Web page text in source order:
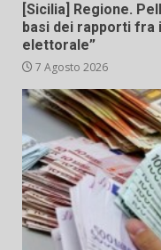
[Sicilia] Regione.
basi dei rapporti fra
elettorale”
7 Agosto 2026